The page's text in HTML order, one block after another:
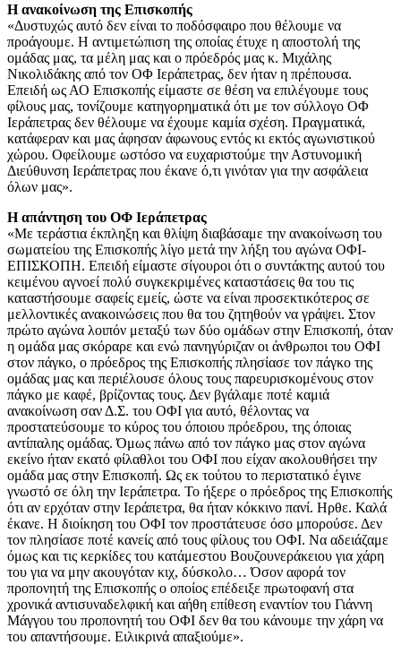
Η ανακοίνωση της Επισκοπής
«Δυστυχώς αυτό δεν είναι το ποδόσφαιρο που θέλουμε να
προάγουμε. Η αντιμετώπιση της οποίας έτυχε η αποστολή της
ομάδας μας, τα μέλη μας και ο πρόεδρός μας κ. Μιχάλης
Νικολιδάκης από τον ΟΦ Ιεράπετρας, δεν ήταν η πρέπουσα.
Επειδή ως ΑΟ Επισκοπής είμαστε σε θέση να επιλέγουμε τους
φίλους μας, τονίζουμε κατηγορηματικά ότι με τον σύλλογο ΟΦ
Ιεράπετρας δεν θέλουμε να έχουμε καμία σχέση. Πραγματικά,
κατάφεραν και μας άφησαν άφωνους εντός κι εκτός αγωνιστικού
χώρου. Οφείλουμε ωστόσο να ευχαριστούμε την Αστυνομική
Διεύθυνση Ιεράπετρας που έκανε ό,τι γινόταν για την ασφάλεια
όλων μας».
Η απάντηση του ΟΦ Ιεράπετρας
«Με τεράστια έκπληξη και θλίψη διαβάσαμε την ανακοίνωση του
σωματείου της Επισκοπής λίγο μετά την λήξη του αγώνα ΟΦΙ-
ΕΠΙΣΚΟΠΗ. Επειδή είμαστε σίγουροι ότι ο συντάκτης αυτού του
κειμένου αγνοεί πολύ συγκεκριμένες καταστάσεις θα του τις
καταστήσουμε σαφείς εμείς, ώστε να είναι προσεκτικότερος σε
μελλοντικές ανακοινώσεις που θα του ζητηθούν να γράψει. Στον
πρώτο αγώνα λοιπόν μεταξύ των δύο ομάδων στην Επισκοπή, όταν
η ομάδα μας σκόραρε και ενώ πανηγύριζαν οι άνθρωποι του ΟΦΙ
στον πάγκο, ο πρόεδρος της Επισκοπής πλησίασε τον πάγκο της
ομάδας μας και περιέλουσε όλους τους παρευρισκομένους στον
πάγκο με καφέ, βρίζοντας τους. Δεν βγάλαμε ποτέ καμιά
ανακοίνωση σαν Δ.Σ. του ΟΦΙ για αυτό, θέλοντας να
προστατεύσουμε το κύρος του όποιου πρόεδρου, της όποιας
αντίπαλης ομάδας. Όμως πάνω από τον πάγκο μας στον αγώνα
εκείνο ήταν εκατό φίλαθλοι του ΟΦΙ που είχαν ακολουθήσει την
ομάδα μας στην Επισκοπή. Ως εκ τούτου το περιστατικό έγινε
γνωστό σε όλη την Ιεράπετρα. Το ήξερε ο πρόεδρος της Επισκοπής
ότι αν ερχόταν στην Ιεράπετρα, θα ήταν κόκκινο πανί. Ηρθε. Καλά
έκανε. Η διοίκηση του ΟΦΙ τον προστάτευσε όσο μπορούσε. Δεν
τον πλησίασε ποτέ κανείς από τους φίλους του ΟΦΙ. Να αδειάζαμε
όμως και τις κερκίδες του κατάμεστου Βουζουνεράκειου για χάρη
του για να μην ακουγόταν κιχ, δύσκολο… Όσον αφορά τον
προπονητή της Επισκοπής ο οποίος επέδειξε πρωτοφανή στα
χρονικά αντισυναδελφική και αήθη επίθεση εναντίον του Γιάννη
Μάγγου του προπονητή του ΟΦΙ δεν θα του κάνουμε την χάρη να
του απαντήσουμε. Ειλικρινά απαξιούμε».